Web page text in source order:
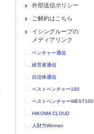
外部送信ポリシー
ご解約はこちら
イシングループの
メディアリンク
ベンチャー通信
経営者通信
自治体通信
ベストベンチャー100
ベストベンチャーWEST100
HIKOMA CLOUD
人財力Woman